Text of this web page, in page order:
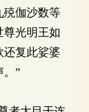
殑伽沙数等
光明王如
还复此娑婆
”